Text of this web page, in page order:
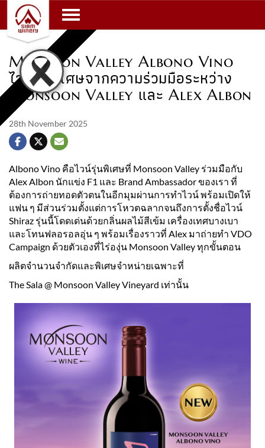
Toggle navigation
Monsoon Valley Albono Vino
ไวน์รุ่นพิเศษจากความร่วมมือระหว่าง
Monsoon Valley และ Alex Albon
28th November 2025
Albono Vino คือไวน์รุ่นพิเศษที่ Monsoon Valley ร่วมมือกับ
Alex Albon นักแข่ง F1 และ Brand Ambassador ของเรา ที่
ต้องการถ่ายทอดตัวตนในอีกมุมผ่านการทำไวน์ พร้อมเปิดให้
แฟน ๆ มีส่วนร่วมตั้งแต่การโหวตฉลากจนถึงการตั้งชื่อไวน์
Shiraz รุ่นนี้โดดเด่นด้วยกลิ่นผลไม้สีเข้ม เครื่องเทศบางเบา
และโทนฟลอรอลอุ่น ๆ พร้อมเรื่องราวที่ Alex มาถ่ายทำ VDO
Campaign ด้วยตัวเองที่ไร่องุ่น Monsoon Valley ทุกขั้นตอน
ผลิตจำนวนจำกัดและพิเศษจำหน่ายเฉพาะที่
The Sala @ Monsoon Valley Vineyard เท่านั้น